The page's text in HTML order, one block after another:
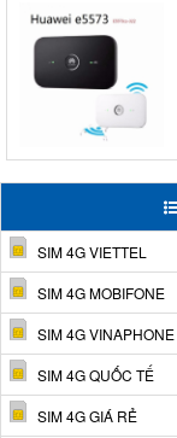
SIM 4G VIETTEL
SIM 4G MOBIFONE
SIM 4G VINAPHONE
SIM 4G QUỐC TẾ
SIM 4G GIÁ RẺ